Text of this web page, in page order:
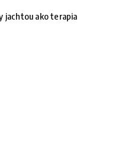
jachtou ako terapia